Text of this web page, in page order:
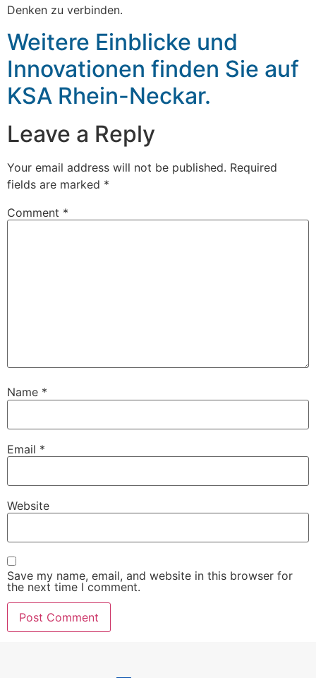
Denken zu verbinden.
Weitere Einblicke und
Innovationen finden Sie auf
KSA Rhein-Neckar.
Leave a Reply
Your email address will not be published. Required
fields are marked *
Comment *
Name *
Email *
Website
Save my name, email, and website in this browser for
the next time I comment.